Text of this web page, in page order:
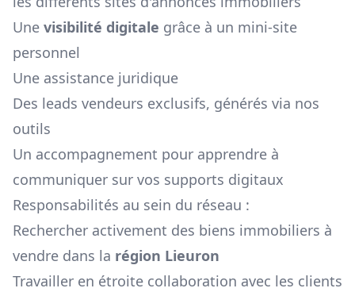
Une visibilité digitale grâce à un mini-site
personnel
Une assistance juridique
Des leads vendeurs exclusifs, générés via nos
outils
Un accompagnement pour apprendre à
communiquer sur vos supports digitaux
Responsabilités au sein du réseau :
Rechercher activement des biens immobiliers à
vendre dans la région Lieuron
Travailler en étroite collaboration avec les clients